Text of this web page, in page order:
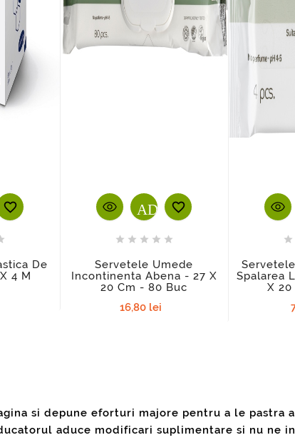

De
4 M

    
Servetele Umede
Incontinenta Abena - 27 X
20 Cm - 80 Buc
16,80 lei

Spalarea
X 20
si depune eforturi majore pentru a le pastra
aduce modificari suplimentare si nu ne